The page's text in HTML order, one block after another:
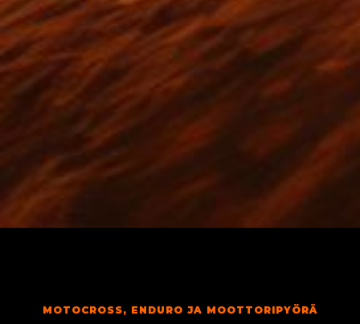
MOTOCROSS, ENDURO JA MOOTTORIPYÖRÄ